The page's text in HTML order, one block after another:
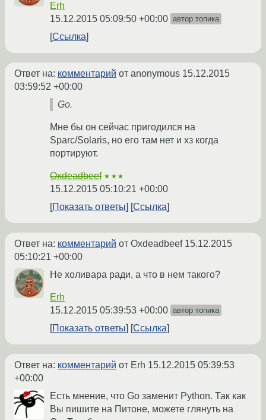
Erh
15.12.2015 05:09:50 +00:00 автор топика
Ссылка
Ответ на: комментарий от anonymous 15.12.2015
03:59:52 +00:00
Go.
Мне бы он сейчас пригодился на
Sparc/Solaris, но его там нет и хз когда
портируют.
Oxdeadbeef ★★★
15.12.2015 05:10:21 +00:00
Показать ответы
Ссылка
Ответ на: комментарий от Oxdeadbeef 15.12.2015
05:10:21 +00:00
Не холивара ради, а что в нем такого?
Erh
15.12.2015 05:39:53 +00:00 автор топика
Показать ответы Ссылка
Ответ на: комментарий от Erh 15.12.2015 05:39:53
+00:00
Есть мнение, что Go заменит Python. Так как
Вы пишите на Питоне, можете глянуть на